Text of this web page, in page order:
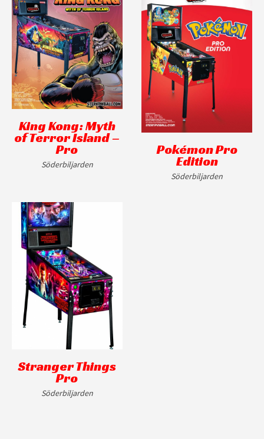
King Kong: Myth
of Terror Island –
Pro
Söderbiljarden
Pokémon Pro
Edition
Söderbiljarden
Stranger Things
Pro
Söderbiljarden